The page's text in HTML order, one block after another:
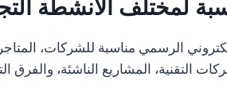
لمختلف الأنشطة
الرسمي مناسبة للشركات،
التقنية، المشاريع الناشئة، والفرق